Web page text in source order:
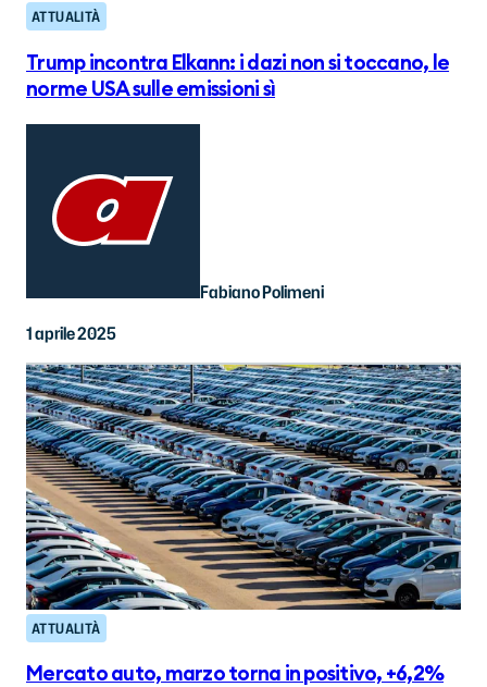
ATTUALITÀ
Trump incontra Elkann: i dazi non si toccano, le
norme USA sulle emissioni sì
Fabiano Polimeni
1 aprile 2025
ATTUALITÀ
Mercato auto, marzo torna in positivo, +6,2%